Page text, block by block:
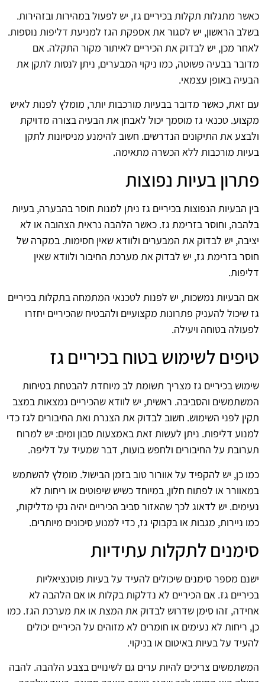
כאשר מתגלות תקלות בכיריים גז, יש לפעול במהירות ובזהירות.
בשלב הראשון, יש לסגור את אספקת הגז למניעת דליפות נוספות.
לאחר מכן, יש לבדוק את הכיריים לאיתור מקור התקלה. אם
מדובר בבעיה פשוטה, כמו ניקוי המבערים, ניתן לנסות לתקן את
הבעיה באופן עצמאי.
עם זאת, כאשר מדובר בבעיות מורכבות יותר, מומלץ לפנות לאיש
מקצוע. טכנאי גז מוסמך יכול לאבחן את הבעיה בצורה מדויקת
ולבצע את התיקונים הנדרשים. חשוב להימנע מניסיונות לתקן
בעיות מורכבות ללא הכשרה מתאימה.
פתרון בעיות נפוצות
בין הבעיות הנפוצות בכיריים גז ניתן למנות חוסר בהבערה, בעיות
בלהבה, וחוסר בזרימת גז. כאשר הלהבה נראית הצהובה או לא
יציבה, יש לבדוק את המבערים ולוודא שאין חסימות. במקרה של
חוסר בזרימת גז, יש לבדוק את מערכת החיבור ולוודא שאין
דליפות.
אם הבעיות נמשכות, יש לפנות לטכנאי המתמחה בתקלות בכיריים
גז שיכול להעניק פתרונות מקצועיים ולהבטיח שהכיריים יחזרו
לפעולה בטוחה ויעילה.
טיפים לשימוש בטוח בכיריים גז
שימוש בכיריים גז מצריך תשומת לב מיוחדת להבטחת בטיחות
המשתמשים והסביבה. ראשית, יש לוודא שהכיריים נמצאות במצב
תקין לפני השימוש. חשוב לבדוק את הצנרת ואת החיבורים לגז כדי
למנוע דליפות. ניתן לעשות זאת באמצעות סבון ומים: יש למרוח
תערובת על החיבורים ולחפש בועות, דבר שמעיד על דליפה.
כמו כן, יש להקפיד על אוורור טוב בזמן הבישול. מומלץ להשתמש
במאוורר או לפתוח חלון, במיוחד כשיש שיפוטים או ריחות לא
נעימים. יש לדאוג לכך שהאזור סביב הכיריים יהיה נקי מדליקות,
כמו ניירות, מגבות או בקבוקי גז, כדי למנוע סיכונים מיותרים.
סימנים לתקלות עתידיות
ישנם מספר סימנים שיכולים להעיד על בעיות פוטנציאליות
בכיריים גז. אם הכיריים לא נדלקות בקלות או אם הלהבה לא
אחידה, זהו סימן שדרוש לבדוק את המצת או את מערכת הגז. כמו
כן, ריחות לא נעימים או חומרים לא מזוהים על הכיריים יכולים
להעיד על בעיות באיטום או בניקוי.
המשתמשים צריכים להיות ערים גם לשינויים בצבע הלהבה. להבה